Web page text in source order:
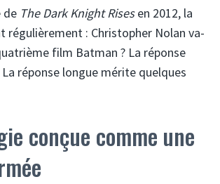
de The Dark Knight Risesen 2012, la
régulièrement : Christopher Nolan va-
film Batman ? La réponse
réponse longue mérite quelques
conçue comme une